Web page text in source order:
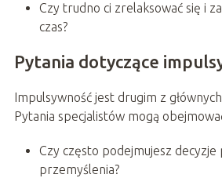
Czy trudno ci zrelaksować się i
czas?
Pytania dotyczące
Impulsywność jest drugim z
Pytania specjalistów mogą
Czy często podejmujesz
przemyślenia?